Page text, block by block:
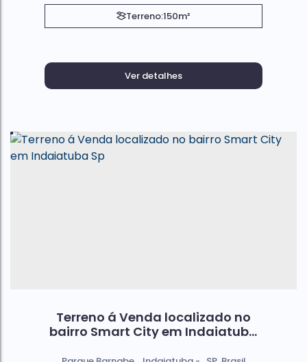
Terreno:150m²
Ver detalhes
Terreno á Venda localizado no
bairro Smart City em Indaiatuba